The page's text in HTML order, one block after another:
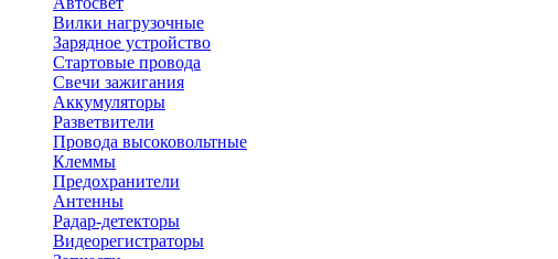
Вилки нагрузочные
Зарядное устройство
Стартовые провода
Свечи зажигания
Аккумуляторы
Разветвители
Провода высоковольтные
Клеммы
Предохранители
Антенны
Радар-детекторы
Видеорегистраторы